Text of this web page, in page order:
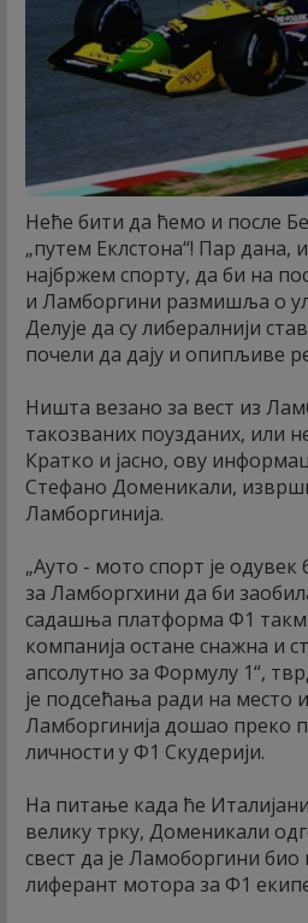
Неће бити да ћемо и после
„путем Еклстона“! Пар дана,
најбржем спорту, да би на
и Ламборгини размишља о
Делује да су либералнији
почели да дају и опипљиве
Ништа везано за вест из
такозваних поузданих, или
Кратко и јасно, ову
Стефано Доменикали,
Ламборгинија.
„Ауто - мото спорт је
за Ламборгхини да би
садашња платформа Ф1
компанија остане снажна и
апсолутно за Формулу 1“,
је подсећања ради на место
Ламборгинија дошао преко
личности у Ф1 Скудерији.
На питање када ће
велику трку, Доменикали
свест да је Ламоборгини
лиферант мотора за Ф1